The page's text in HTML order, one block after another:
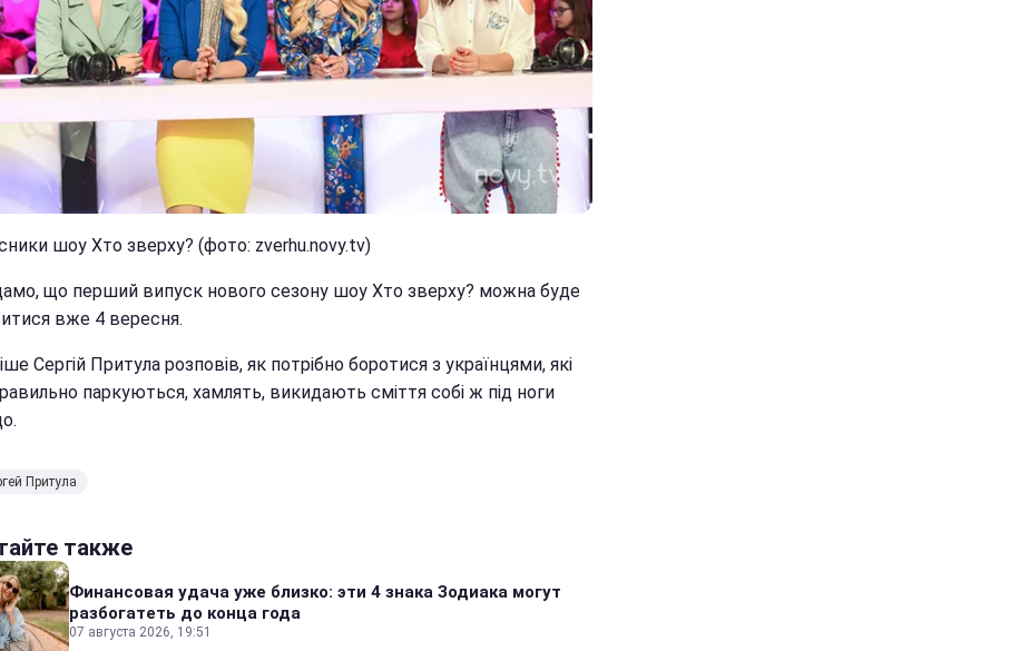
шоу Хто зверху? (фото: zverhu.novy.tv)
що перший випуск нового сезону шоу Хто зверху? можна буде
вже 4 вересня.
Сергій Притула розповів, як потрібно боротися з українцями, які
паркуються, хамлять, викидають сміття собі ж під ноги
Притула
также
Финансовая удача уже близко: эти 4 знака Зодиака могут
разбогатеть до конца года
07 августа 2026, 19:51